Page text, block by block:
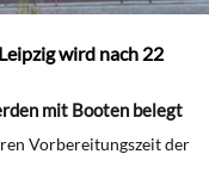
wird nach 22
mit Booten belegt
Vorbereitungszeit der